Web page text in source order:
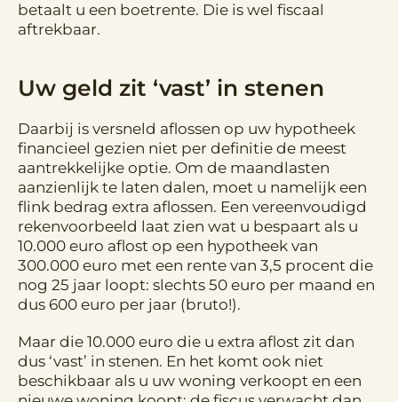
betaalt u een boetrente. Die is wel fiscaal
aftrekbaar.
Uw geld zit ‘vast’ in stenen
Daarbij is versneld aflossen op uw hypotheek
financieel gezien niet per definitie de meest
aantrekkelijke optie. Om de maandlasten
aanzienlijk te laten dalen, moet u namelijk een
flink bedrag extra aflossen. Een vereenvoudigd
rekenvoorbeeld laat zien wat u bespaart als u
10.000 euro aflost op een hypotheek van
300.000 euro met een rente van 3,5 procent die
nog 25 jaar loopt: slechts 50 euro per maand en
dus 600 euro per jaar (bruto!).
Maar die 10.000 euro die u extra aflost zit dan
dus ‘vast’ in stenen. En het komt ook niet
beschikbaar als u uw woning verkoopt en een